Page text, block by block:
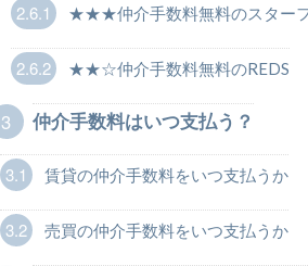
2.6.1 ★★★仲介手数料無料のスター
2.6.2 ★★☆仲介手数料無料のREDS
3 仲介手数料はいつ支払う？
3.1 賃貸の仲介手数料をいつ支払うか
3.2 売買の仲介手数料をいつ支払うか